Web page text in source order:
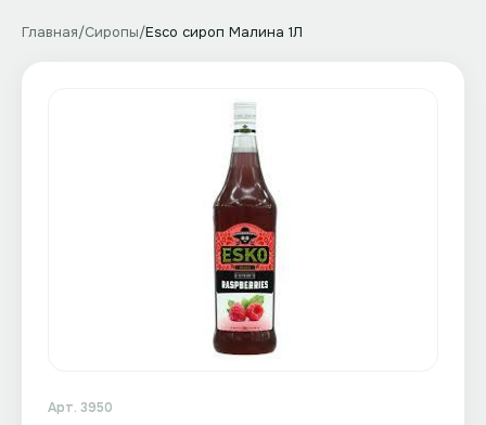
Главная/Сиропы/Esco сироп Малина 1Л
Арт. 3950